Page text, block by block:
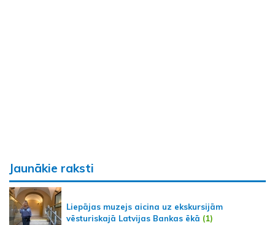
Jaunākie raksti
Liepājas muzejs aicina uz ekskursijām
vēsturiskajā Latvijas Bankas ēkā (1)